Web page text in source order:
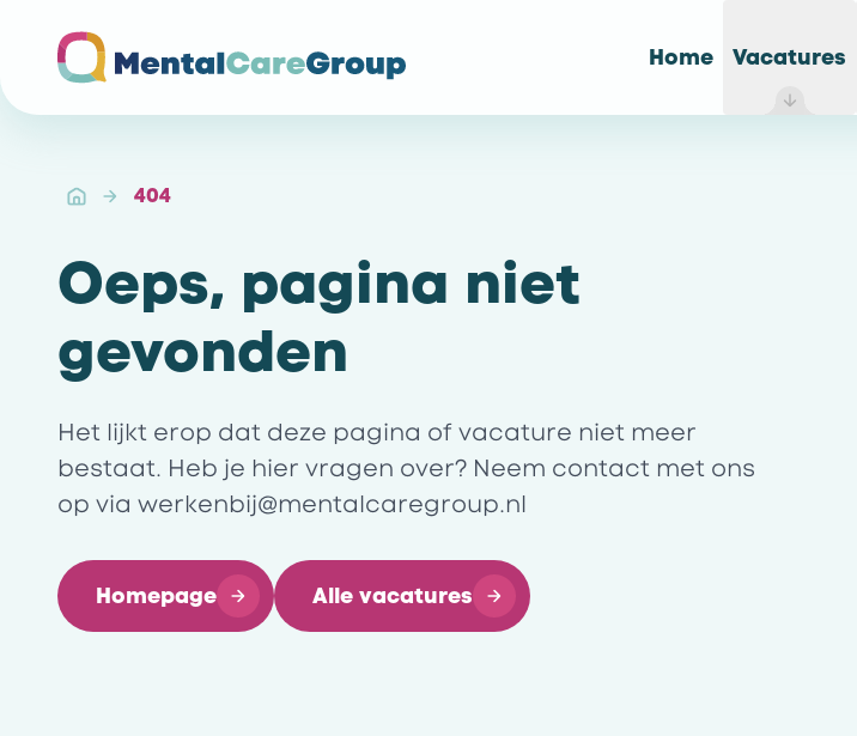
Home Vacatures
404
Oeps, pagina niet
gevonden
Het lijkt erop dat deze pagina of vacature niet meer
bestaat. Heb je hier vragen over? Neem contact met ons
op via werkenbij@mentalcaregroup.nl
Homepage Alle vacatures